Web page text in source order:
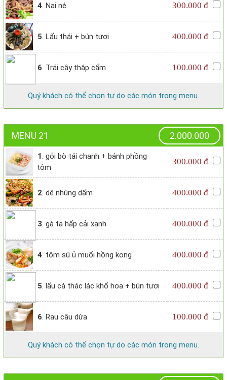
4. Nai né 300.000 đ
5. Lẩu thái + bún tươi 400.000 đ
6. Trái cây thập cẩm 100.000 đ
Quý khách có thể chọn tự do các món trong menu.
MENU 21 2.000.000
1. gỏi bò tái chanh + bánh phồng
tôm
300.000 đ
2. dê nhúng dấm 400.000 đ
3. gà ta hấp cải xanh 400.000 đ
4. tôm sú ủ muối hồng kong 400.000 đ
5. lẩu cá thác lác khổ hoa + bún tươi 400.000 đ
6. Rau câu dừa 100.000 đ
Quý khách có thể chọn tự do các món trong menu.